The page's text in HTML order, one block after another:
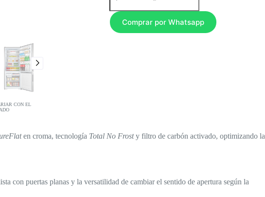
CON EL
Comprar por Whatsapp
en croma, tecnología Total No Frosty filtro de carbón activado, optimizando la
con puertas planas y la versatilidad de cambiar el sentido de apertura según la